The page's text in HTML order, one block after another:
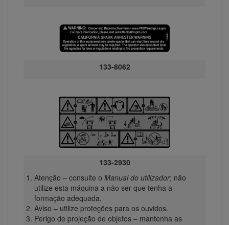
133-8062
133-2930
Atenção – consulte o Manual do utilizador; não
utilize esta máquina a não ser que tenha a
formação adequada.
Aviso – utilize proteções para os ouvidos.
Perigo de projeção de objetos – mantenha as